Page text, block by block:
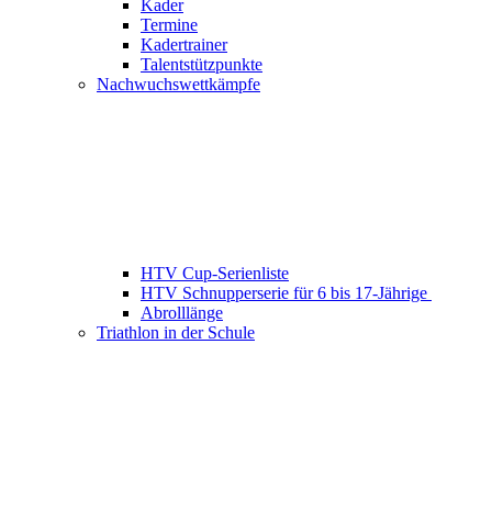
Kader
Termine
Kadertrainer
Talentstützpunkte
Nachwuchswettkämpfe
HTV Cup-Serienliste
HTV Schnupperserie für 6 bis 17-Jährige
Abrolllänge
Triathlon in der Schule